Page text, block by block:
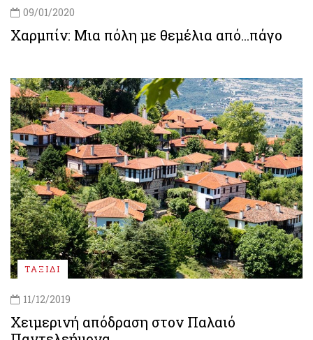
09/01/2020
Χαρμπίν: Μια πόλη με θεμέλια από...πάγο
ΤΑΞΙΔΙ
11/12/2019
Χειμερινή απόδραση στον Παλαιό